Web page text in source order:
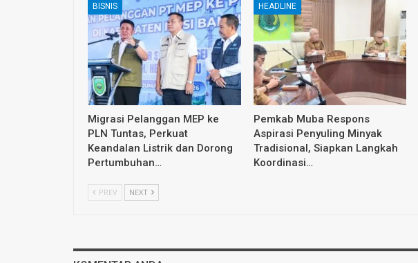
BISNIS
Migrasi Pelanggan MEP ke
PLN Tuntas, Perkuat
Keandalan Listrik dan Dorong
Pertumbuhan…
HEADLINE
Pemkab Muba Respons
Aspirasi Penyuling Minyak
Tradisional, Siapkan Langkah
Koordinasi…
PREV NEXT